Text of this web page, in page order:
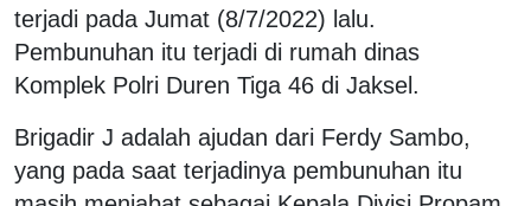
terjadi pada Jumat (8/7/2022) lalu.
Pembunuhan itu terjadi di rumah dinas
Komplek Polri Duren Tiga 46 di Jaksel.
Brigadir J adalah ajudan dari Ferdy Sambo,
yang pada saat terjadinya pembunuhan itu